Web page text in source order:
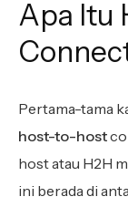
Apa Itu
Pertama-tama
host-to-host
host atau H2H
ini berada di